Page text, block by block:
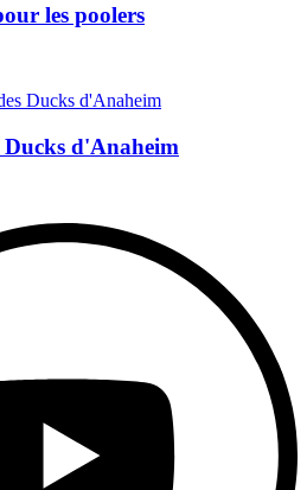
les poolers
Ducks d'Anaheim